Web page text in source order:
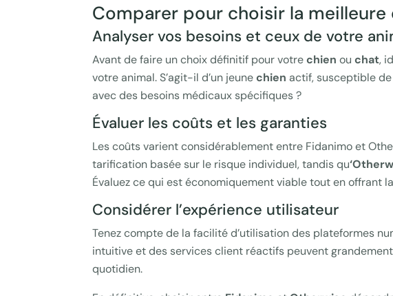
Comparer pour choisir la
Analyser vos besoins et ceux de votre
Avant de faire un choix définitif pour votrechien ouchat,
votre animal. S’agit-il d’un jeunechien actif, susceptible
avec des besoins médicaux spécifiques ?
Évaluer les coûts et les garanties
Les coûts varient considérablement entre Fidanimo et
tarification basée sur le risque individuel, tandis qu
Évaluez ce qui est économiquement viable tout en offrant
Considérer l’expérience utilisateur
Tenez compte de la facilité d’utilisation des plateformes
intuitive et des services client réactifs peuvent
quotidien.